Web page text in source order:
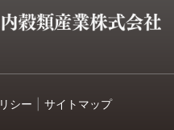
シー サイトマップ